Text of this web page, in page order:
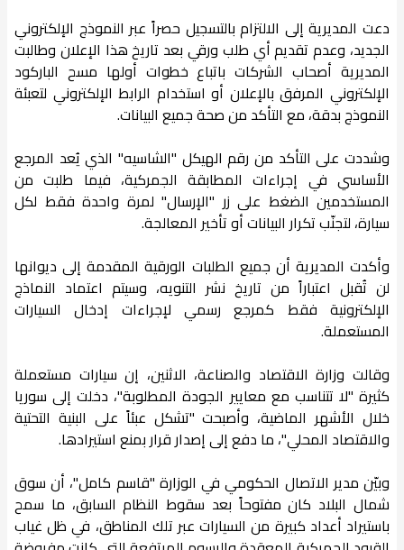
دعت المديرية إلى الالتزام بالتسجيل حصراً عبر النموذج الإلكتروني
الجديد، وعدم تقديم أي طلب ورقي بعد تاريخ هذا الإعلان وطالبت
المديرية أصحاب الشركات باتباع خطوات أولها مسح الباركود
الإلكتروني المرفق بالإعلان أو استخدام الرابط الإلكتروني لتعبئة
النموذج بدقة، مع التأكد من صحة جميع البيانات.
وشددت على التأكد من رقم الهيكل "الشاسيه" الذي يُعد المرجع
الأساسي في إجراءات المطابقة الجمركية، فيما طلبت من
المستخدمين الضغط على زر "الإرسال" لمرة واحدة فقط لكل
سيارة، لتجنّب تكرار البيانات أو تأخير المعالجة.
وأكدت المديرية أن جميع الطلبات الورقية المقدمة إلى ديوانها
لن تُقبل اعتباراً من تاريخ نشر التنويه، وسيتم اعتماد النماذج
الإلكترونية فقط كمرجع رسمي لإجراءات إدخال السيارات
المستعملة.
وقالت وزارة الاقتصاد والصناعة، الاثنين، إن سيارات مستعملة
كثيرة "لا تتناسب مع معايير الجودة المطلوبة"، دخلت إلى سوريا
خلال الأشهر الماضية، وأصبحت "تشكل عبئاً على البنية التحتية
والاقتصاد المحلي"، ما دفع إلى إصدار قرار بمنع استيرادها.
وبيّن مدير الاتصال الحكومي في الوزارة "قاسم كامل"، أن سوق
شمال البلاد كان مفتوحاً بعد سقوط النظام السابق، ما سمح
باستيراد أعداد كبيرة من السيارات عبر تلك المناطق، في ظل غياب